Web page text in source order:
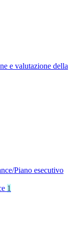
e valutazione della
Piano esecutivo
1